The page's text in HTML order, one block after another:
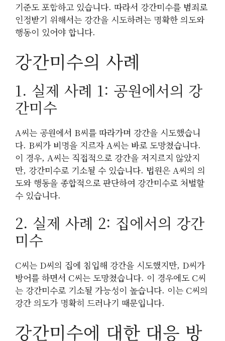
기준도 포함하고 있습니다. 따라서 강간미수를 범죄로
인정받기 위해서는 강간을 시도하려는 명확한 의도와
행동이 있어야 합니다.
강간미수의 사례
1. 실제 사례 1: 공원에서의 강
간미수
A씨는 공원에서 B씨를 따라가며 강간을 시도했습니
다. B씨가 비명을 지르자 A씨는 바로 도망쳤습니다.
이 경우, A씨는 직접적으로 강간을 저지르지 않았지
만, 강간미수로 기소될 수 있습니다. 법원은 A씨의 의
도와 행동을 종합적으로 판단하여 강간미수로 처벌할
수 있습니다.
2. 실제 사례 2: 집에서의 강간
미수
C씨는 D씨의 집에 침입해 강간을 시도했지만, D씨가
방어를 하면서 C씨는 도망쳤습니다. 이 경우에도 C씨
는 강간미수로 기소될 가능성이 높습니다. 이는 C씨의
강간 의도가 명확히 드러나기 때문입니다.
강간미수에 대한 대응 방